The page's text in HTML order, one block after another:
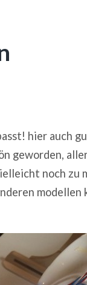
hier auch
geworden,
noch zu